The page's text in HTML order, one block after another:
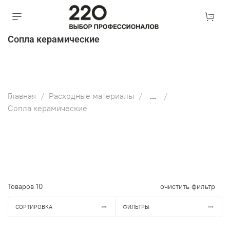
Сопла керамические
Главная Расходные материалы
...
Сопла керамические
Товаров 10 очистить фильтр
СОРТИРОВКА ФИЛЬТРЫ